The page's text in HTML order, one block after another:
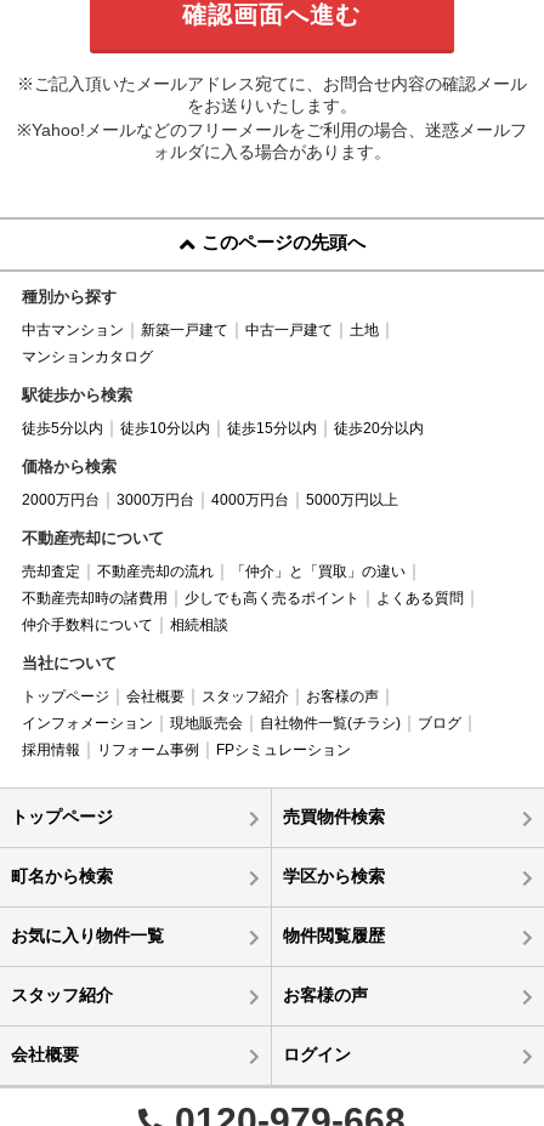
※ご記入頂いたメールアドレス宛てに、お問合せ内容の確認メール
をお送りいたします。
※Yahoo!メールなどのフリーメールをご利用の場合、迷惑メールフ
ォルダに入る場合があります。
このページの先頭へ
種別から探す
中古マンション 新築一戸建て 中古一戸建て
土地
マンションカタログ
駅徒歩から検索
徒歩5分以内 徒歩10分以内 徒歩15分以内 徒歩20分以内
価格から検索
2000万円台 3000万円台 4000万円台 5000万円以上
不動産売却について
売却査定 不動産売却の流れ
「仲介」と「買取」の違い
不動産売却時の諸費用
少しでも高く売るポイント
よくある質問
仲介手数料について
相続相談
当社について
トップページ 会社概要 スタッフ紹介
お客様の声
インフォメーション
現地販売会 自社物件一覧(チラシ)
ブログ
採用情報
リフォーム事例 FPシミュレーション
トップページ 売買物件検索
町名から検索 学区から検索
お気に入り物件一覧 物件閲覧履歴
スタッフ紹介 お客様の声
会社概要 ログイン